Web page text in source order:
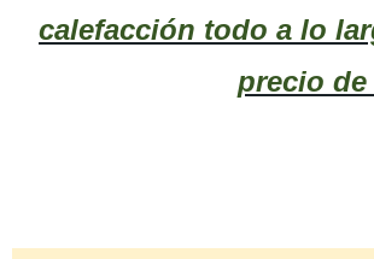
calefacción todo a lo
precio